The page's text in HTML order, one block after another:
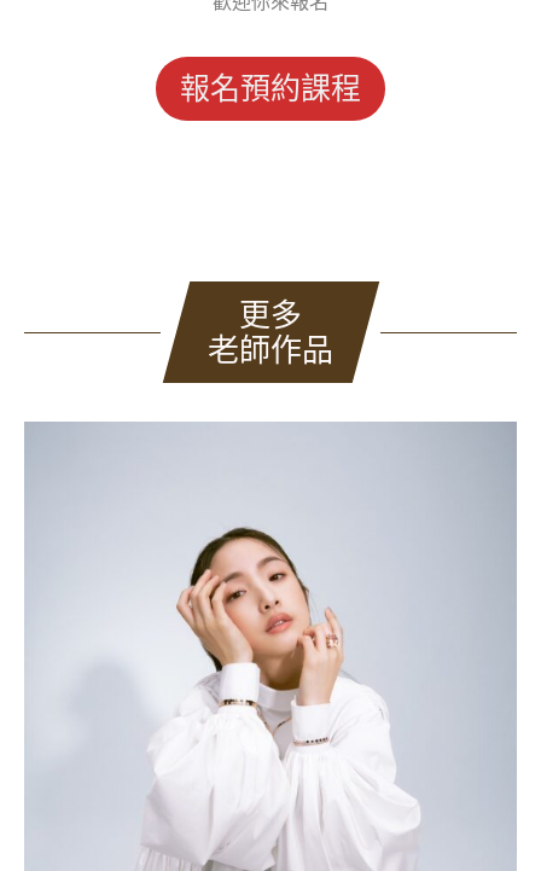
報名預約課程
更多
老師作品